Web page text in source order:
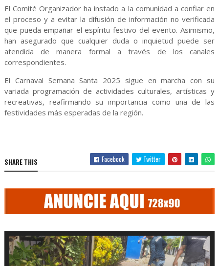
El Comité Organizador ha instado a la comunidad a confiar en
el proceso y a evitar la difusión de información no verificada
que pueda empañar el espíritu festivo del evento. Asimismo,
han asegurado que cualquier duda o inquietud puede ser
atendida de manera formal a través de los canales
correspondientes.
El Carnaval Semana Santa 2025 sigue en marcha con su
variada programación de actividades culturales, artísticas y
recreativas, reafirmando su importancia como una de las
festividades más esperadas de la región.
SHARE THIS Facebook Twitter